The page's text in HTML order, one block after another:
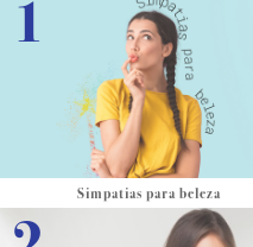
Simpatias para beleza